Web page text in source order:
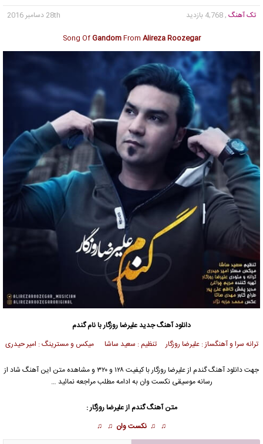
تک آهنگ , 4,768 بازدید
28th دسامبر 2016
Song OfGandomFrom Alireza Roozegar
دانلود آهنگ جدیدعلیرضا روزگاربا نام گندم
ترانه سرا و آهنگساز : علیرضا روزگار تنظیم : سعید ساشا میکس و مسترینگ : امیر حیدری
جهت دانلود آهنگ گندم ازعلیرضا روزگار
با کیفیت ۱۲۸ و ۳۲۰ و مشاهده متن این آهنگ شاد از
رسانه موسیقی نکست وان به ادامه مطلب مراجعه نمائید …
متن آهنگ گندم ازعلیرضا روزگار:
♫ ♫ نکست وان ♫ ♫